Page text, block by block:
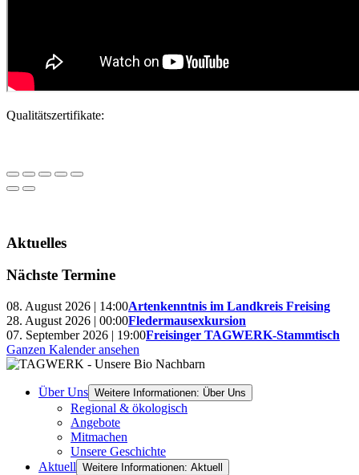
Qualitätszertifikate:
Aktuelles
Nächste Termine
08. August 2026 | 14:00Artenkenntnis im Landkreis Freising
28. August 2026 | 00:00Fledermausexkursion
07. September 2026 | 19:00Freisinger TAGWERK-Stammtisch
Ganzen Kalender ansehen
Über Uns Weitere Informationen: Über Uns
Regional & ökologisch
Angebote
Mitmachen
Unsere Geschichte
Aktuell Weitere Informationen: Aktuell